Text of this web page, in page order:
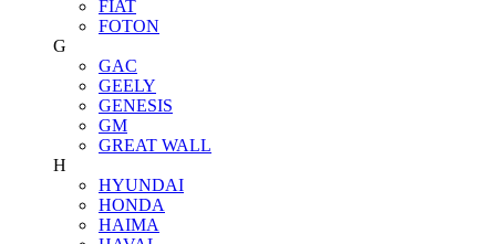
FIAT
FOTON
G
GAC
GEELY
GENESIS
GM
GREAT WALL
H
HYUNDAI
HONDA
HAIMA